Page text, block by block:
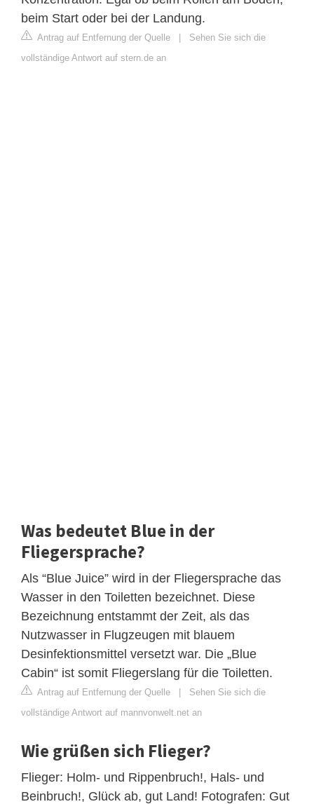
beim Start oder bei der Landung.
Antrag auf Entfernung der Quelle | Sehen Sie sich die
vollständige Antwort auf stern.de an
Was bedeutet Blue in der
Fliegersprache?
Als “Blue Juice” wird in der Fliegersprache das
Wasser in den Toiletten bezeichnet. Diese
Bezeichnung entstammt der Zeit, als das
Nutzwasser in Flugzeugen mit blauem
Desinfektionsmittel versetzt war. Die „Blue
Cabin“ ist somit Fliegerslang für die Toiletten.
Antrag auf Entfernung der Quelle | Sehen Sie sich die
vollständige Antwort auf mannvonwelt.net an
Wie grüßen sich Flieger?
Flieger: Holm- und Rippenbruch!, Hals- und
Beinbruch!, Glück ab, gut Land! Fotografen: Gut